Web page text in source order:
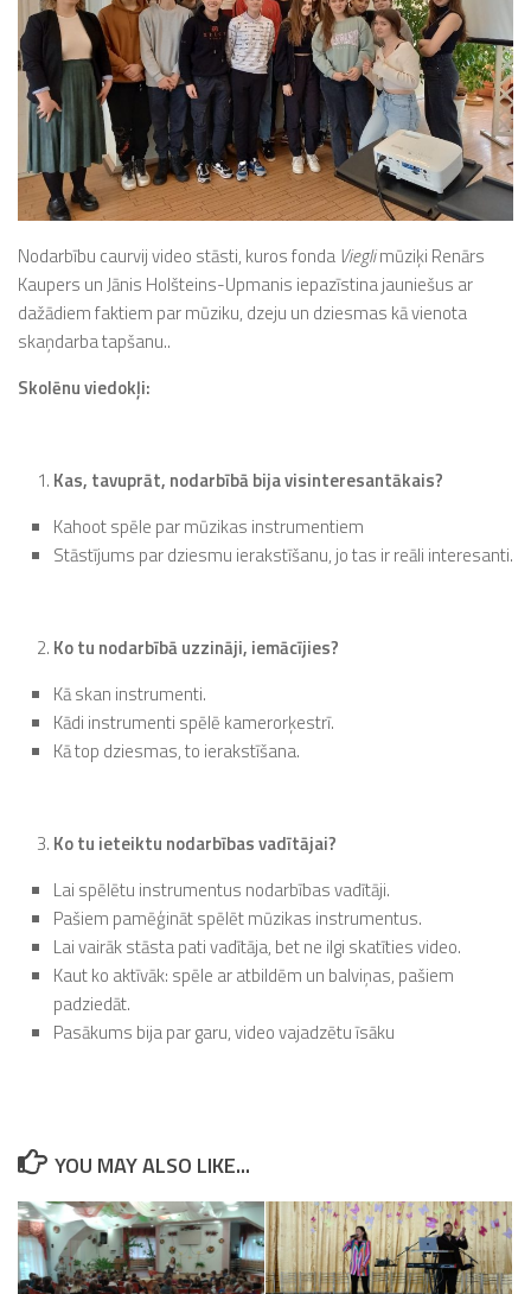
Nodarbību caurvij video stāsti, kuros fonda Vieglimūziķi Renārs
Kaupers un Jānis Holšteins-Upmanis iepazīstina jauniešus ar
dažādiem faktiem par mūziku, dzeju un dziesmas kā vienota
skaņdarba tapšanu..
Skolēnu viedokļi:
Kas, tavuprāt, nodarbībā bija visinteresantākais?
Kahoot spēle par mūzikas instrumentiem
Stāstījums par dziesmu ierakstīšanu, jo tas ir reāli interesanti.
Ko tu nodarbībā uzzināji, iemācījies?
Kā skan instrumenti.
Kādi instrumenti spēlē kamerorķestrī.
Kā top dziesmas, to ierakstīšana.
Ko tu ieteiktu nodarbības vadītājai?
Lai spēlētu instrumentus nodarbības vadītāji.
Pašiem pamēģināt spēlēt mūzikas instrumentus.
Lai vairāk stāsta pati vadītāja, bet ne ilgi skatīties video.
Kaut ko aktīvāk: spēle ar atbildēm un balviņas, pašiem
padziedāt.
Pasākums bija par garu, video vajadzētu īsāku
YOU MAY ALSO LIKE...